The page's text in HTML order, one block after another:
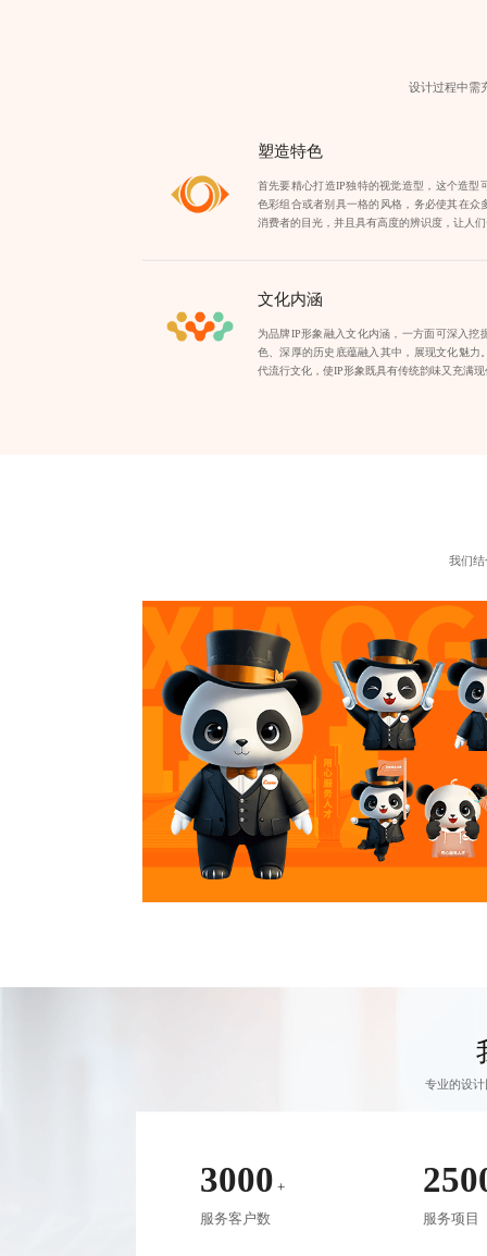
设计过程中需
塑造特色
首先要精心打造IP独特的视觉造型，这个造型
色彩组合或者别具一格的风格，务必使其在众
消费者的目光，并且具有高度的辨识度，让人
文化内涵
为品牌IP形象融入文化内涵，一方面可深入挖
色、深厚的历史底蕴融入其中，展现文化魅力
代流行文化，使IP形象既具有传统韵味又充满
我们
专业的设
服务项目
3000 +
服务客户数